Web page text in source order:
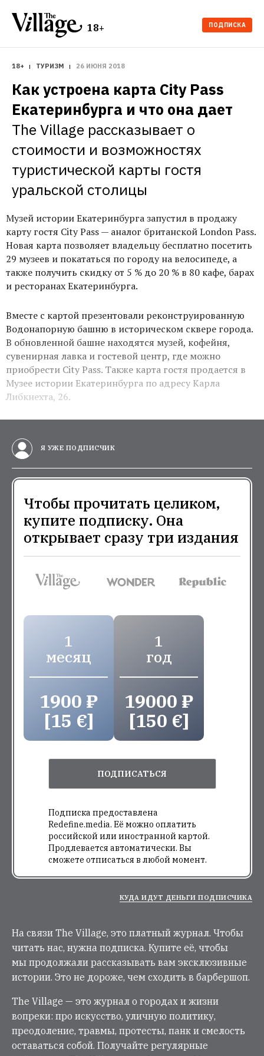
18+ ПОДПИСКА
18+ ТУРИЗМ 26 ИЮНЯ 2018
Как устроена карта City Pass
Екатеринбурга и что она дает
The Village рассказывает о
стоимости и возможностях
туристической карты гостя
уральской столицы
Музей истории Екатеринбурга запустил в продажу
карту гостя City Pass — аналог британской London Pass.
Новая карта позволяет владельцу бесплатно посетить
29 музеев и покататься по городу на велосипеде, а
также получить скидку от 5 % до 20 % в 80 кафе, барах
и ресторанах Екатеринбурга.
Вместе с картой презентовали реконструированную
Водонапорную башню в историческом сквере города.
В обновленной башне находятся музей, кофейня,
сувенирная лавка и гостевой центр, где можно
приобрести City Pass. Также карта гостя продается в
Музее истории Екатеринбурга по адресу Карла
Либкнехта, 26.
Я УЖЕ ПОДПИСЧИК
Чтобы прочитать целиком,
купите подписку. Она
открывает сразу три издания
1
месяц
1900 ₽
[15 €]
1
год
19000 ₽
[150 €]
ПОДПИСАТЬСЯ
Подписка предоставлена
Redefine.media. Её можно оплатить
российской или иностранной картой.
Продлевается автоматически. Вы
сможете отписаться в любой момент.
КУДА ИДУТ ДЕНЬГИ ПОДПИСЧИКА
На связи The Village, это платный журнал. Чтобы
читать нас, нужна подписка. Купите её, чтобы
мы продолжали рассказывать вам эксклюзивные
истории. Это не дороже, чем сходить в барбершоп.
The Village — это журнал о городах и жизни
вопреки: про искусство, уличную политику,
преодоление, травмы, протесты, панк и смелость
оставаться собой. Получайте регулярные